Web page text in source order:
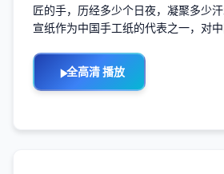
匠的手，历经多少个日夜，凝聚多少
宣纸作为中国手工纸的代表之一，对
全高清 播放